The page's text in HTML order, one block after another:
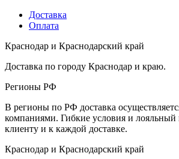
Доставка
Оплата
Краснодар и Краснодарский край
Доставка по городу Краснодар и краю.
Регионы РФ
В регионы по РФ доставка
компаниями. Гибкие условия и
клиенту и к каждой доставке.
Краснодар и Краснодарский край